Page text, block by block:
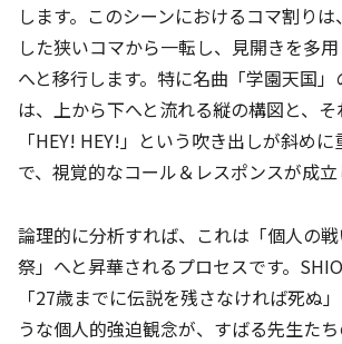
します。このシーンにおけるコマ割り
した狭いコマから一転し、見開きを多
へと移行します。特に名曲「学園天国
は、上から下へと流れる縦の構図と、
「HEY! HEY!」という吹き出しが斜め
で、視覚的なコール＆レスポンスが成立
論理的に分析すれば、これは「個人の
祭」へと昇華されるプロセスです。
「27歳までに伝説を残さなければ死ぬ
うな個人的強迫観念が、すばる先生た